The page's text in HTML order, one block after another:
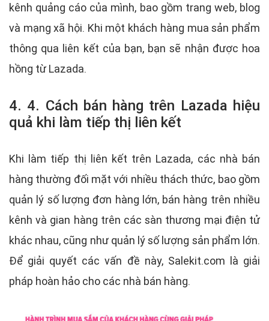
kênh quảng cáo của mình, bao gồm trang web, blog
và mạng xã hội. Khi một khách hàng mua sản phẩm
thông qua liên kết của bạn, bạn sẽ nhận được hoa
hồng từ Lazada.
4. 4. Cách bán hàng trên Lazada hiệu
quả khi làm tiếp thị liên kết
Khi làm tiếp thị liên kết trên Lazada, các nhà bán
hàng thường đối mặt với nhiều thách thức, bao gồm
quản lý số lượng đơn hàng lớn, bán hàng trên nhiều
kênh và gian hàng trên các sàn thương mại điện tử
khác nhau, cũng như quản lý số lượng sản phẩm lớn.
Để giải quyết các vấn đề này, Salekit.com là giải
pháp hoàn hảo cho các nhà bán hàng.